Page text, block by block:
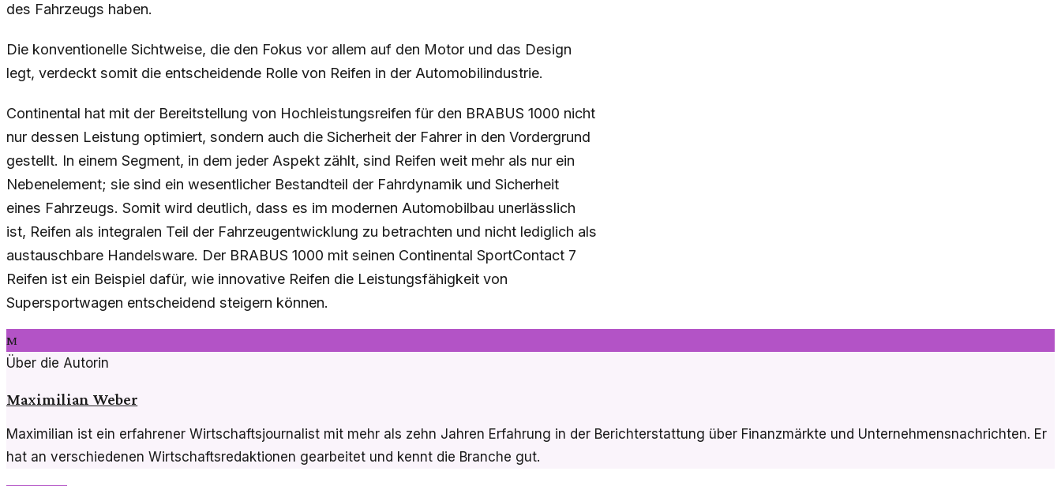
des Fahrzeugs haben.
Die konventionelle Sichtweise, die den Fokus vor allem auf den Motor und das Design
legt, verdeckt somit die entscheidende Rolle von Reifen in der Automobilindustrie.
Continental hat mit der Bereitstellung von Hochleistungsreifen für den BRABUS 1000 nicht
nur dessen Leistung optimiert, sondern auch die Sicherheit der Fahrer in den Vordergrund
gestellt. In einem Segment, in dem jeder Aspekt zählt, sind Reifen weit mehr als nur ein
Nebenelement; sie sind ein wesentlicher Bestandteil der Fahrdynamik und Sicherheit
eines Fahrzeugs. Somit wird deutlich, dass es im modernen Automobilbau unerlässlich
ist, Reifen als integralen Teil der Fahrzeugentwicklung zu betrachten und nicht lediglich als
austauschbare Handelsware. Der BRABUS 1000 mit seinen Continental SportContact 7
Reifen ist ein Beispiel dafür, wie innovative Reifen die Leistungsfähigkeit von
Supersportwagen entscheidend steigern können.
M
Über die Autorin
Maximilian Weber
Maximilian ist ein erfahrener Wirtschaftsjournalist mit mehr als zehn Jahren Erfahrung in der Berichterstattung über Finanzmärkte und Unternehmensnachrichten. Er
hat an verschiedenen Wirtschaftsredaktionen gearbeitet und kennt die Branche gut.